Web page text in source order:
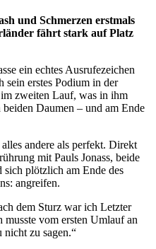
und Schmerzen erstmals
fährt stark auf Platz
ein echtes Ausrufezeichen
sein erstes Podium in der
zweiten Lauf, was in ihm
Daumen – und am Ende
andere als perfekt. Direkt
mit Pauls Jonass, beide
plötzlich am Ende des
angreifen.
dem Sturz war ich Letzter
vom ersten Umlauf an
zu sagen.“